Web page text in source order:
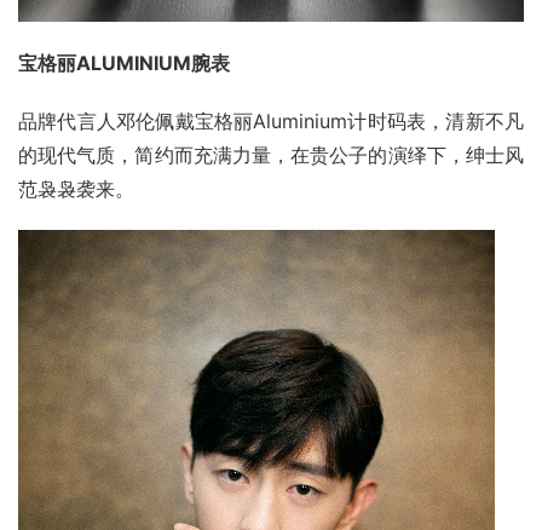
宝格丽ALUMINIUM腕表
品牌代言人邓伦佩戴宝格丽Aluminium计时码表，清新不凡
的现代气质，简约而充满力量，在贵公子的演绎下，绅士风
范袅袅袭来。